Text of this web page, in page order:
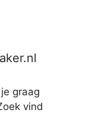
graag
vind